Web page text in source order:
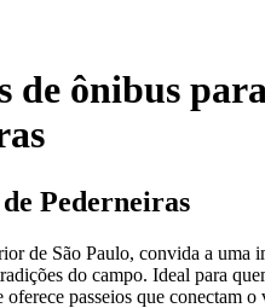
de ônibus para
Pederneiras
de São Paulo, convida a uma
do campo. Ideal para
oferece passeios que conectam o